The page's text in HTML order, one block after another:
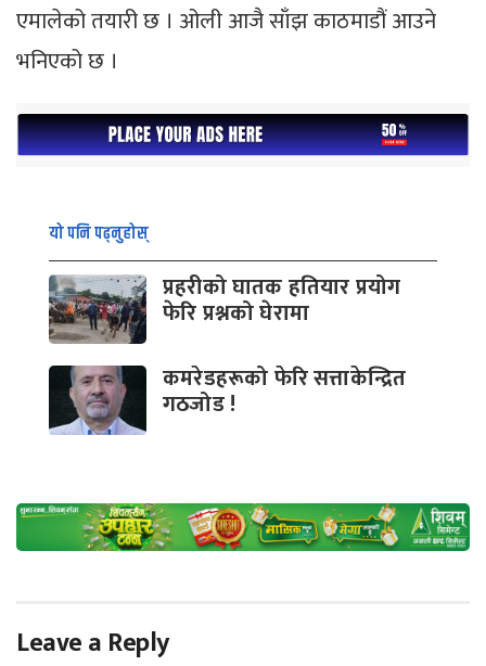
एमालेको तयारी छ । ओली आजै साँझ काठमाडौं आउने
भनिएको छ ।
यो पनि पढ्नुहोस्
प्रहरीको घातक हतियार प्रयोग
फेरि प्रश्नको घेरामा
कमरेडहरूको फेरि सत्ताकेन्द्रित
गठजोड !
Leave a Reply